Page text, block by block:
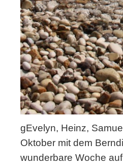
gEvelyn, Heinz,
Oktober mit dem
wunderbare Woche